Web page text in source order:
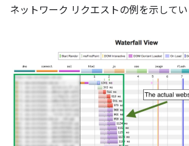
ネットワーク リクエストの例を示してい